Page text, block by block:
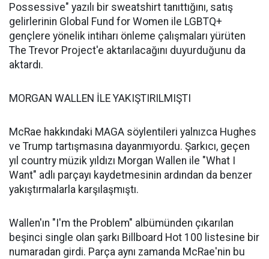
Possessive" yazılı bir sweatshirt tanıttığını, satış
gelirlerinin Global Fund for Women ile LGBTQ+
gençlere yönelik intiharı önleme çalışmaları yürüten
The Trevor Project'e aktarılacağını duyurduğunu da
aktardı.
MORGAN WALLEN İLE YAKIŞTIRILMIŞTI
McRae hakkındaki MAGA söylentileri yalnızca Hughes
ve Trump tartışmasına dayanmıyordu. Şarkıcı, geçen
yıl country müzik yıldızı Morgan Wallen ile "What I
Want" adlı parçayı kaydetmesinin ardından da benzer
yakıştırmalarla karşılaşmıştı.
Wallen'ın "I'm the Problem" albümünden çıkarılan
beşinci single olan şarkı Billboard Hot 100 listesine bir
numaradan girdi. Parça aynı zamanda McRae'nin bu